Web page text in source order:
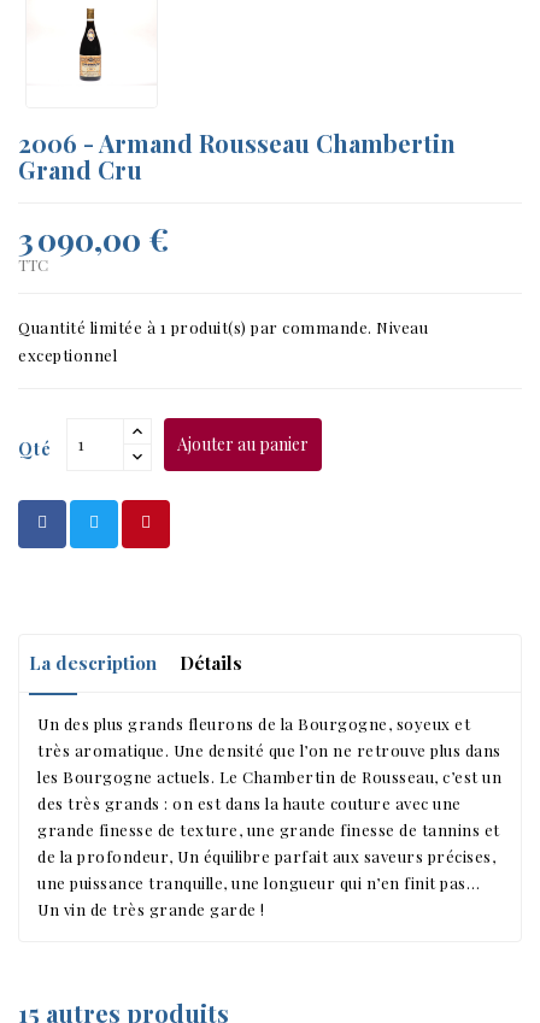
2006 - Armand Rousseau Chambertin
Grand Cru
3 090,00 €
TTC
Quantité limitée à 1 produit(s) par commande. Niveau
exceptionnel
Qté Ajouter au panier
La description Détails
Un des plus grands fleurons de la Bourgogne, soyeux et
très aromatique. Une densité que l’on ne retrouve plus dans
les Bourgogne actuels. Le Chambertin de Rousseau, c’est un
des très grands : on est dans la haute couture avec une
grande finesse de texture, une grande finesse de tannins et
de la profondeur, Un équilibre parfait aux saveurs précises,
une puissance tranquille, une longueur qui n’en finit pas…
Un vin de très grande garde !
15 autres produits